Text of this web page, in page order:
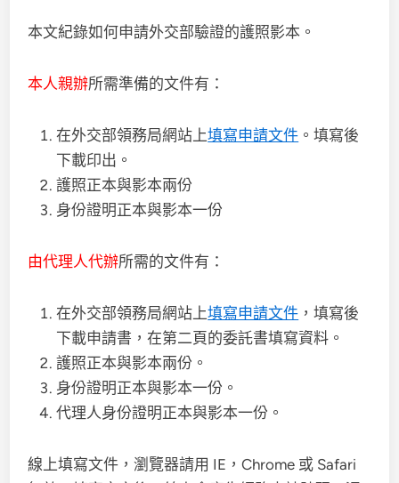
本文紀錄如何申請外交部驗證的護照影本。
本人親辦所需準備的文件有：
在外交部領務局網站上填寫申請文件 。填寫後
下載印出。
護照正本與影本兩份
身份證明正本與影本一份
由代理人代辦所需的文件有：
在外交部領務局網站上填寫申請文件 ，填寫後
下載申請書，在第二頁的委託書填寫資料。
護照正本與影本兩份。
身份證明正本與影本一份。
代理人身份證明正本與影本一份。
線上填寫文件，瀏覽器請用 IE，Chrome 或 Safari